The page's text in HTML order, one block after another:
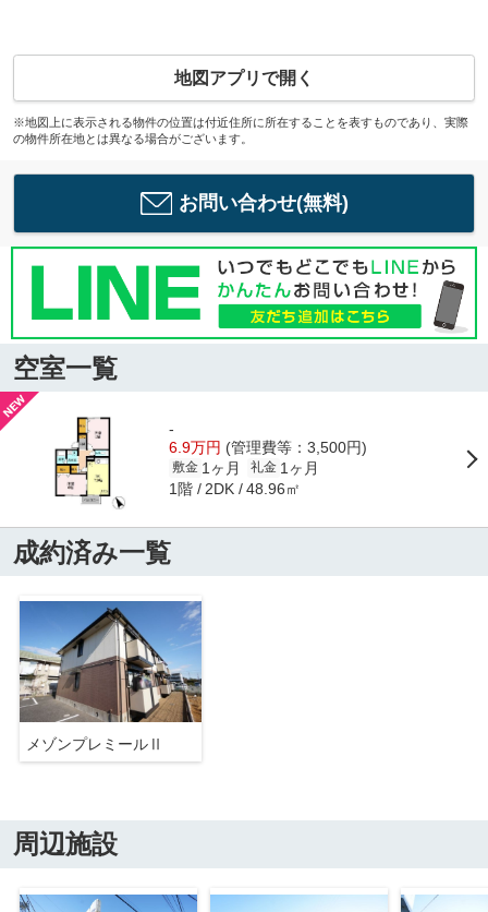
地図アプリで開く
※地図上に表示される物件の位置は付近住所に所在することを表すものであり、実際
の物件所在地とは異なる場合がございます。
お問い合わせ(無料)
空室一覧
-
6.9万円 (管理費等：3,500円)
敷金 1ヶ月 礼金 1ヶ月
1階 2DK 48.96㎡
成約済み一覧
メゾンプレミールⅡ
周辺施設